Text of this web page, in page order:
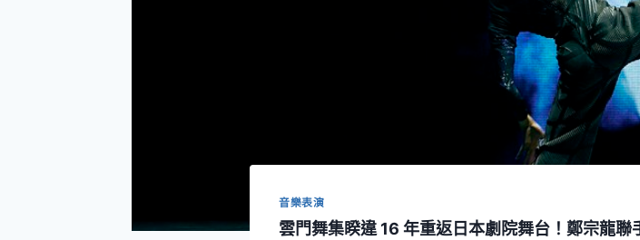
音樂表演
雲門舞集睽違 16 年重返日本劇院舞台！鄭宗龍